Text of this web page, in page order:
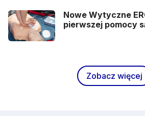
Nowe Wytyczne
pierwszej pomocy
Zobacz więcej